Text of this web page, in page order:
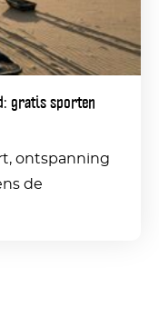
gratis sporten
ontspanning
de